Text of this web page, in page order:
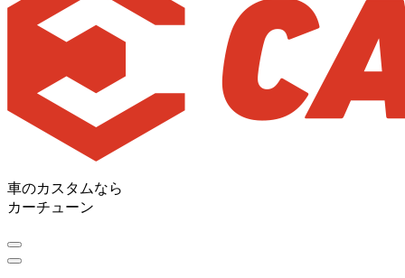
車のカスタムなら
カーチューン